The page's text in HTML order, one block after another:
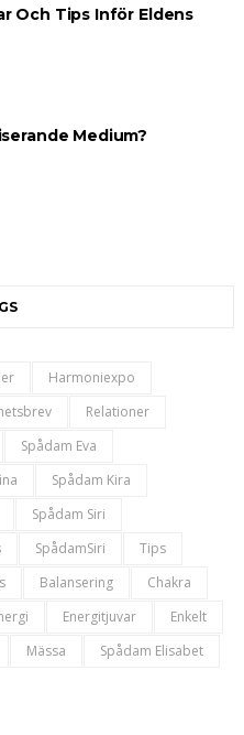
Och Tips Inför Eldens
Medium?
Harmoniexpo
Relationer
Spådam Eva
Spådam Kira
Spådam Siri
SpådamSiri
Tips
Balansering
Chakra
Energitjuvar
Enkelt
Mässa
Spådam Elisabet